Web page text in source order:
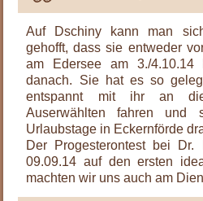
Auf Dschiny kann man
gehofft, dass sie entweder
am Edersee am 3./
danach. Sie hat es so
entspannt mit ihr an
Auserwählten fahren und
Urlaubstage in Eckernförde
Der Progesterontest bei
09.09.14 auf den ersten
machten wir uns auch am